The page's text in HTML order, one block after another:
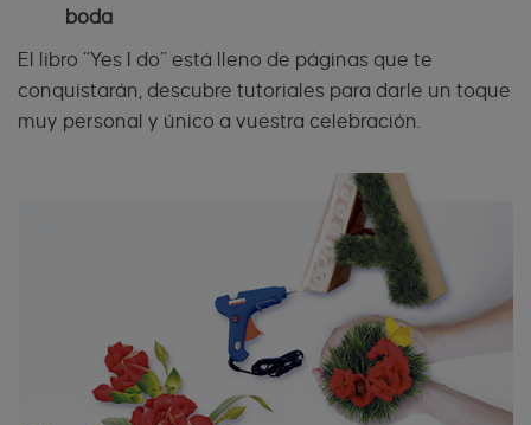
boda
El libro “Yes I do” está lleno de páginas que te
conquistarán, descubre tutoriales para darle un toque
muy personal y único a vuestra celebración.